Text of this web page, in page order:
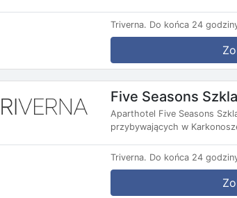
Triverna. Do końca 24
Five Seasons
Aparthotel Five Seasons
przybywających w
Triverna. Do końca 24